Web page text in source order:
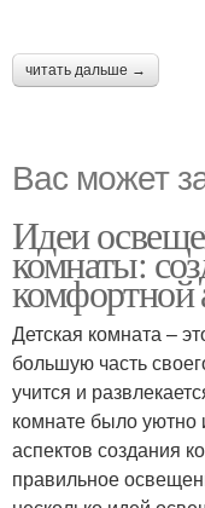
читать дальше →
Вас может
Идеи
комнаты:
Детская комната –
большую часть
учится и
комнате было
аспектов создания
правильное